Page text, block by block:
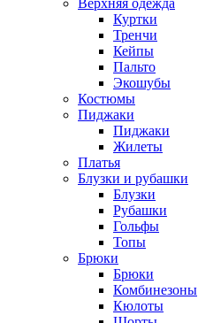
Куртки
Тренчи
Кейпы
Пальто
Экошубы
Костюмы
Пиджаки
Пиджаки
Жилеты
Платья
Блузки и рубашки
Блузки
Рубашки
Гольфы
Топы
Брюки
Брюки
Комбинезоны
Кюлоты